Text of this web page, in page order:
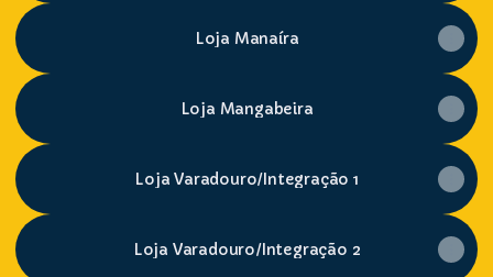
Loja Manaíra
Loja Mangabeira
Loja Varadouro/Integração 1
Loja Varadouro/Integração 2